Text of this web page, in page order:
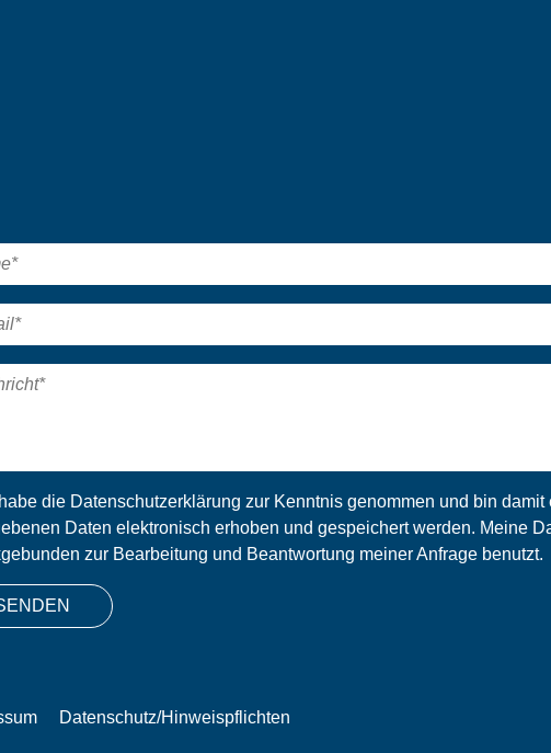
die Datenschutzerklärung zur Kenntnis genommen und bin
Daten elektronisch erhoben und gespeichert werden. Meine
zur Bearbeitung und Beantwortung meiner Anfrage benutzt.
Datenschutz/Hinweispflichten